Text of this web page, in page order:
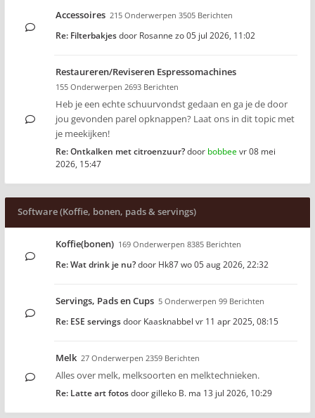
Accessoires 215 Onderwerpen 3505 Berichten
Re: Filterbakjesdoor Rosanne zo 05 jul 2026, 11:02
Restaureren/Reviseren Espressomachines
155 Onderwerpen 2693 Berichten
Heb je een echte schuurvondst gedaan en ga je de door
jou gevonden parel opknappen? Laat ons in dit topic met
je meekijken!
Re: Ontkalken met citroenzuur?door bobbeevr 08 mei
2026, 15:47
Software (Koffie, bonen, pads & servings)
Koffie(bonen) 169 Onderwerpen 8385 Berichten
Re: Wat drink je nu?door Hk87wo 05 aug 2026, 22:32
Servings, Pads en Cups 5 Onderwerpen 99 Berichten
Re: ESE servingsdoor Kaasknabbel vr 11 apr 2025, 08:15
Melk 27 Onderwerpen 2359 Berichten
Alles over melk, melksoorten en melktechnieken.
Re: Latte art fotosdoorgilleko B. ma 13 jul 2026, 10:29